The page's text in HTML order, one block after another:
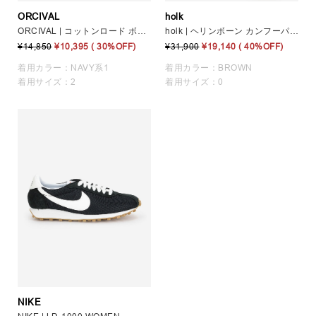
ORCIVAL
ORCIVAL | コットンロード ボートネック クロップドバスクTシャツ WOMEN
¥14,850 ¥10,395 ( 30%OFF)
着用カラー：NAVY系1
着用サイズ：2
holk
holk | ヘリンボーン カンフーパンツ WOMEN
¥31,900 ¥19,140 ( 40%OFF)
着用カラー：BROWN
着用サイズ：0
NIKE